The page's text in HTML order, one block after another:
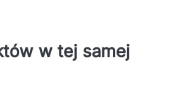
w tej samej